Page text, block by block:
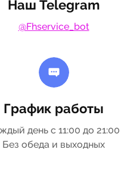
Наш Telegram
@Fhservice_bot
График работы
день с 11:00 до 21:00
Без обеда и выходных